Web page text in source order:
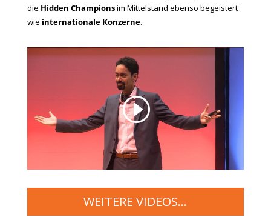
die Hidden Championsim Mittelstand ebenso begeistert
wie internationale Konzerne.
WEITERE VIDEOS...